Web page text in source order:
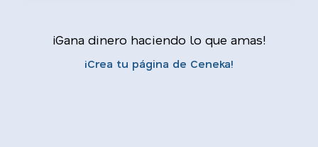
¡Gana dinero haciendo lo que amas!
¡Crea tu página de Ceneka!